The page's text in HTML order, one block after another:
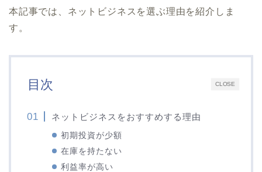
本記事では、ネットビジネスを選ぶ理由を紹介しま
す。
CLOSE
目次
ネットビジネスをおすすめする理由
初期投資が少額
在庫を持たない
利益率が高い